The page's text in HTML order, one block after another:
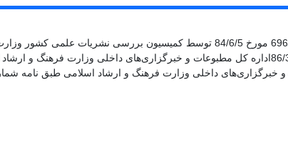
این نشریه به نام «مجله اقتصاد کشاورزی ایران» طی نامه شماره 696/2910/3
تغییر نام آن به «‌ اقتصاد و کشاورزی» طی نامه شماره 1090/124 مورخ 86/3/7اداره کل مطبوعات